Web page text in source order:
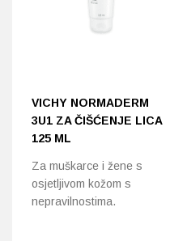
VICHY NORMADERM
3U1 ZA ČIŠĆENJE LICA
125 ML
Za muškarce i žene s
osjetljivom kožom s
nepravilnostima.